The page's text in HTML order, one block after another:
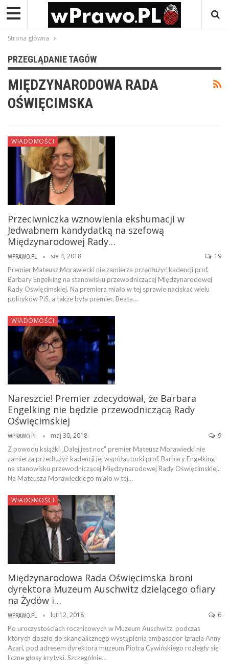
Strona główna
PRZEGLĄDANIE TAGÓW
MIĘDZYNARODOWA RADA
OŚWIĘCIMSKA
WIADOMOŚCI
Przeciwniczka wznowienia ekshumacji w
Jedwabnem kandydatką na szefową
Międzynarodowej Rady…
WPRAWO.PL sie 4, 2018 19
Premier Mateusz Morawiecki nie zamierza przedłużyć kadencji prof.
Barbary Engelking na stanowisku przewodniczącej Międzynarodowej
Rady Oświęcimskiej. Na premiera miało w tej sprawie naciskać wielu
polityków PiS, a także była premier, Beata…
WIADOMOŚCI
Nareszcie! Premier zdecydował, że Barbara
Engelking nie będzie przewodniczącą Rady
Oświęcimskiej
WPRAWO.PL maj 30, 2018 9
Z powodu książki „Dalej jest noc” premier Mateusz Morawiecki nie
zamierza przedłużyć kadencji jej współautorki prof. Barbary Engelking
na stanowisku przewodniczącej Międzynarodowej Rady Oświęcimskiej.
Na Mateusza Morawieckiego miało w tej…
WIADOMOŚCI
Międzynarodowa Rada Oświęcimska broni
dyrektora Muzeum Auschwitz dzielącego ofiary
na Żydów i…
WPRAWO.PL lut 12, 2018 6
Po uroczystościach rocznicowych w Muzeum Auschwitz, podczas
których doszło do skandalicznego wystąpienia ambasador Izraela Anny
Azari, pod adresem dyrektora muzeum Piotra Cywińskiego rozległy się
liczne głosy krytyki. Szczególnie…